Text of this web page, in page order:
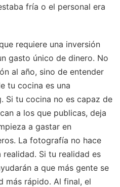
fría o el personal era
requiere una inversión
gasto único de dinero. No
al año, sino de entender
tu cocina es una
Si tu cocina no es capaz de
a los que publicas, deja
a gastar en
La fotografía no hace
Si tu realidad es
a que más gente se
más rápido. Al final, el